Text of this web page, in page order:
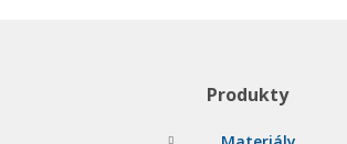
Produkty